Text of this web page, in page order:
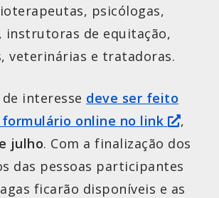
psicólogas,
instrutoras de equitação,
veterinárias e tratadoras.
interesse deve ser feito
online no link
,
julho. Com a finalização dos
das pessoas participantes
ficarão disponíveis e as